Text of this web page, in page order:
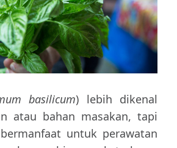
basilicum) lebih dikenal
atau bahan masakan, tapi
untuk perawatan